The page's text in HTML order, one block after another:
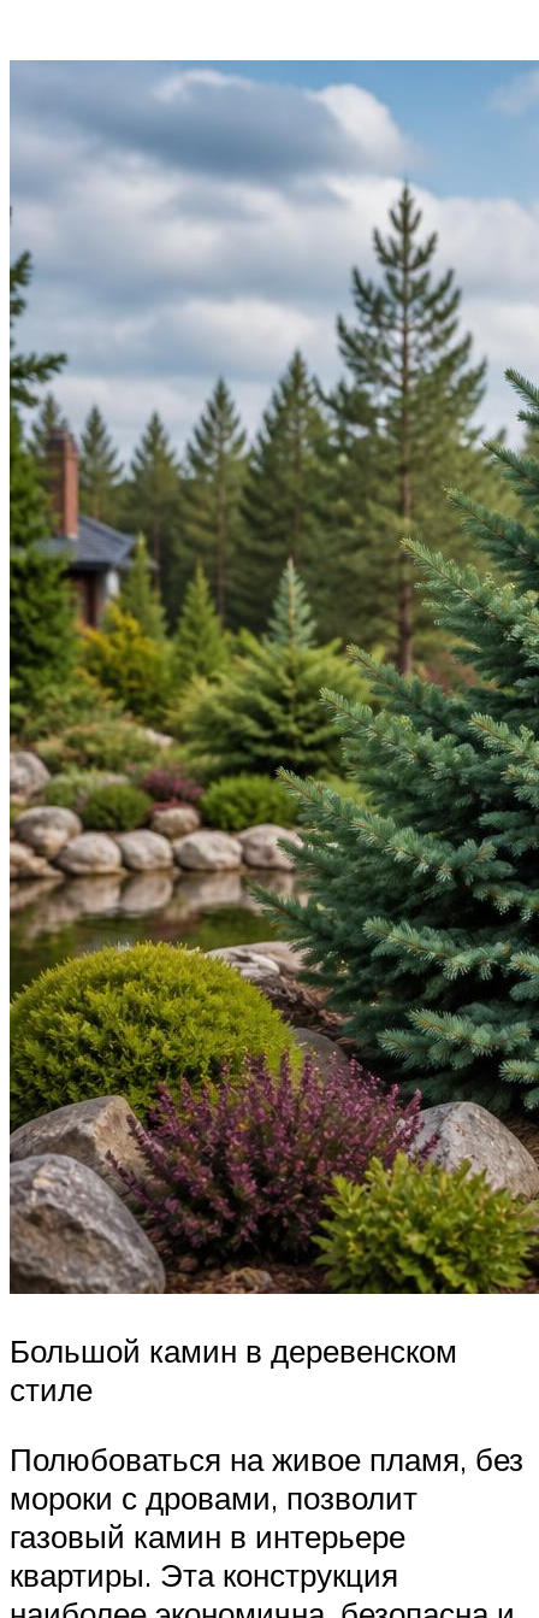
Большой камин в деревенском
стиле
Полюбоваться на живое пламя, без
мороки с дровами, позволит
газовый камин в интерьере
квартиры. Эта конструкция